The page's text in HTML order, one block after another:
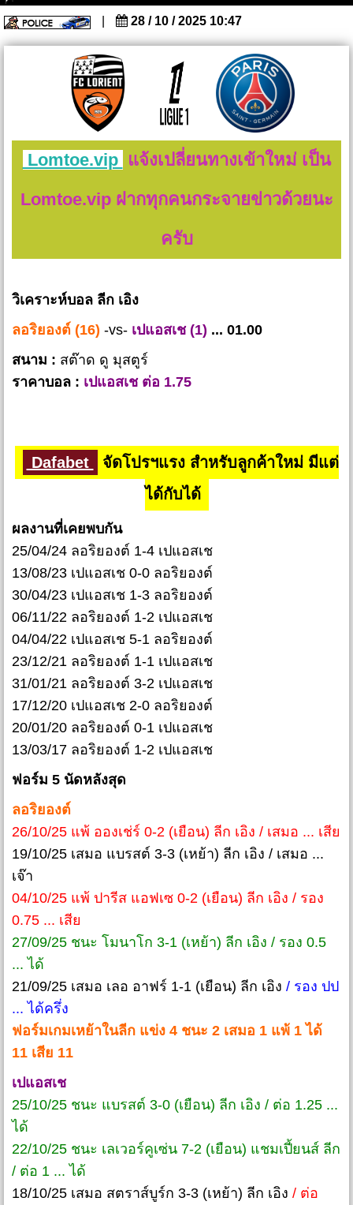
28 / 10 / 2025 10:47
Lomtoe.vip แจ้งเปลี่ยนทางเข้าใหม่ เป็น
Lomtoe.vip ฝากทุกคนกระจายข่าวด้วยนะ
ครับ
วิเคราะห์บอล ลีก เอิง
ลอริยองต์ (16) -vs- เปแอสเช (1) ... 01.00
สนาม : สต๊าด ดู มุสตูร์
ราคาบอล : เปแอสเช ต่อ 1.75
Dafabet
จัดโปรฯแรง สำหรับลูกค้าใหม่ มีแต่
ได้กับได้
ผลงานที่เคยพบกัน
25/04/24 ลอริยองต์ 1-4 เปแอสเช
13/08/23 เปแอสเช 0-0 ลอริยองต์
30/04/23 เปแอสเช 1-3 ลอริยองต์
06/11/22 ลอริยองต์ 1-2 เปแอสเช
04/04/22 เปแอสเช 5-1 ลอริยองต์
23/12/21 ลอริยองต์ 1-1 เปแอสเช
31/01/21 ลอริยองต์ 3-2 เปแอสเช
17/12/20 เปแอสเช 2-0 ลอริยองต์
20/01/20 ลอริยองต์ 0-1 เปแอสเช
13/03/17 ลอริยองต์ 1-2 เปแอสเช
ฟอร์ม 5 นัดหลังสุด
ลอริยองต์
26/10/25 แพ้ อองเช่ร์ 0-2 (เยือน) ลีก เอิง / เสมอ ... เสีย
19/10/25 เสมอ แบรสต์ 3-3 (เหย้า) ลีก เอิง / เสมอ ...
เจ๊า
04/10/25 แพ้ ปารีส แอฟเซ 0-2 (เยือน) ลีก เอิง / รอง
0.75 ... เสีย
27/09/25 ชนะ โมนาโก 3-1 (เหย้า) ลีก เอิง / รอง 0.5
... ได้
21/09/25 เสมอ เลอ อาฟร์ 1-1 (เยือน) ลีก เอิง / รอง ปป
... ได้ครึ่ง
ฟอร์มเกมเหย้าในลีก แข่ง 4 ชนะ 2 เสมอ 1 แพ้ 1 ได้
11 เสีย 11
เปแอสเช
25/10/25 ชนะ แบรสต์ 3-0 (เยือน) ลีก เอิง / ต่อ 1.25 ...
ได้
22/10/25 ชนะ เลเวอร์คูเซ่น 7-2 (เยือน) แชมเปี้ยนส์ ลีก
/ ต่อ 1 ... ได้
18/10/25 เสมอ สตราส์บูร์ก 3-3 (เหย้า) ลีก เอิง / ต่อ